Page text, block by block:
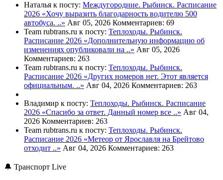
Наталья к посту: Междугородние. Рыбинск. Расписание
2026 «Хочу выразить благодарность водителю 500
автобуса. ..» Авг 05, 2026 Комментариев: 69
Team rubtrans.ru к посту: Теплоходы. Рыбинск.
Расписание 2026 «Дополнительную информацию об
изменениях опубликовали на ..» Авг 05, 2026
Комментариев: 263
Team rubtrans.ru к посту: Теплоходы. Рыбинск.
Расписание 2026 «Других номеров нет. Этот является
официальным. ..» Авг 04, 2026 Комментариев: 263
Владимир к посту: Теплоходы. Рыбинск. Расписание
2026 «Спасибо за ответ. Данный номер все ..» Авг 04,
2026 Комментариев: 263
Team rubtrans.ru к посту: Теплоходы. Рыбинск.
Расписание 2026 «Метеор от Ярославля на Брейтово
отходит ..» Авг 04, 2026 Комментариев: 263
🔔 Транспорт Live